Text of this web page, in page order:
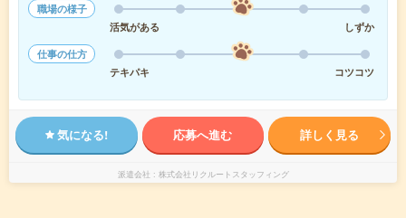
職場の様子
活気がある
しずか
仕事の仕方
テキパキ
コツコツ
気になる! 応募へ進む 詳しく見る
派遣会社 株式会社リクルートスタッフィング